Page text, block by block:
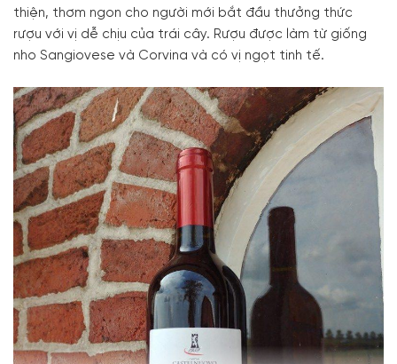
thiện, thơm ngon cho người mới bắt đầu thưởng thức
rượu với vị dễ chịu của trái cây. Rượu được làm từ giống
nho Sangiovese và Corvina và có vị ngọt tinh tế.